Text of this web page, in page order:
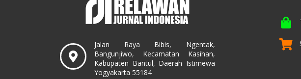
Jalan Raya Bibis, Ngentak,
Bangunjiwo, Kecamatan Kasihan,
Kabupaten Bantul, Daerah Istimewa
Yogyakarta 55184